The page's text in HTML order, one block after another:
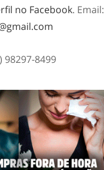
no Facebook. Email:
98297-8499